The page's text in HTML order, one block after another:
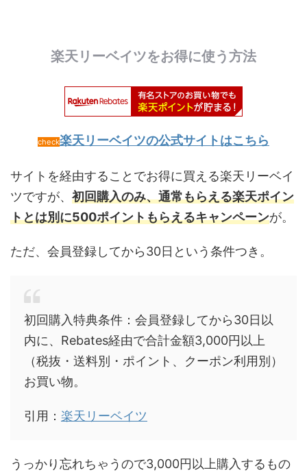
楽天リーベイツをお得に使う方法
check楽天リーベイツの公式サイトはこちら
サイトを経由することでお得に買える楽天リーベイ
ツですが、 初回購入のみ、通常もらえる楽天ポイン
トとは別に500ポイントもらえるキャンペーンが。
ただ、会員登録してから30日という条件つき。
初回購入特典条件：会員登録してから30日以
内に、Rebates経由で合計金額3,000円以上
（税抜・送料別・ポイント、クーポン利用別）
お買い物。
引用： 楽天リーベイツ
うっかり忘れちゃうので3,000円以上購入するもの